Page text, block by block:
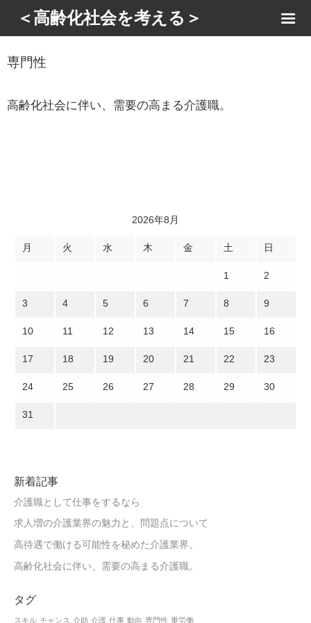
＜高齢化社会を考える＞
専門性
高齢化社会に伴い、需要の高まる介護職。
2026年8月
月 火 水 木 金 土 日
1 2
3 4 5 6 7 8 9
10 11 12 13 14 15 16
17 18 19 20 21 22 23
24 25 26 27 28 29 30
31
新着記事
介護職として仕事をするなら
求人増の介護業界の魅力と、問題点について
高待遇で働ける可能性を秘めた介護業界。
高齢化社会に伴い、需要の高まる介護職。
タグ
スキル チャンス 介助 介護 仕事 動向 専門性 重労働